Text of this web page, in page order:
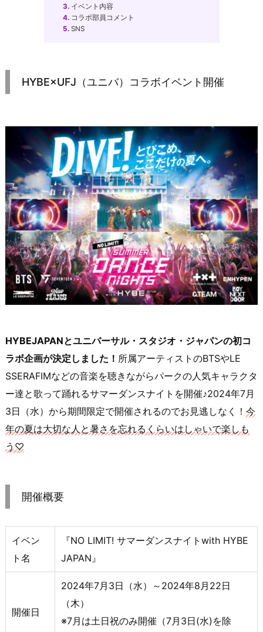
3.イベント内容
4.コラボ部員コメント
5.SNS
HYBE×UFJ（ユニバ）コラボイベント開催
HYBEJAPANとユニバーサル・スタジオ・ジャパンの初コ
ラボ企画が決定しました！ 所属アーティストのBTSやLE
SSERAFIMなどの音楽を聴きながらパークの人気キャラクタ
ー達と歌って踊れるサマーダンスナイトを開催♪2024年7月
3日（水）から期間限定で開催されるのでお見逃しなく！ 今
年の夏は大切な人と暑さを忘れるくらいはしゃいで楽しも
う♡
開催概要
イベン
ト名
『NO LIMIT! サマーダンスナイトwith HYBE
JAPAN』
開催日
2024年7月3日（水）～2024年8月22日
（木）
※7月は土日祝のみ開催（7月3日(水)を除